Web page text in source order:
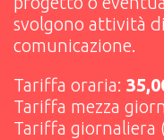
svolgono attività
comunicazione.
Tariffa oraria:
Tariffa mezza
Tariffa giornaliera